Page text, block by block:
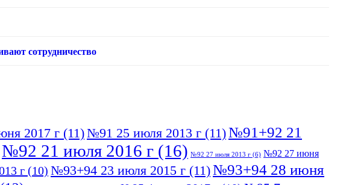
сотрудничество
2017 г (11)№91 25 июля 2013 г (11)№91+92 21
№92 21 июля 2016 г (16) №92 27 июля 2013 г (6) №92 27 июня
г (10) №93+94 23 июля 2015 г (11)№93+94 28 июня